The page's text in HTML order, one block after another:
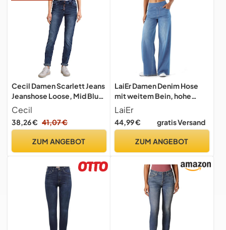
Cecil Damen Scarlett Jeans
Jeanshose Loose, Mid Blue
Wash-Bronze, 31W x 30L
Cecil
38,26 € 41,07 €
ZUM ANGEBOT
LaiEr Damen Denim Hose
mit weitem Bein, hohe
Taille, gerades Bein,
lockere Passform,
Unregelmäßiger
Katzenschnurrhaarverlauf
Jeans(Light BlueL)
LaiEr
44,99 € gratis Versand
ZUM ANGEBOT